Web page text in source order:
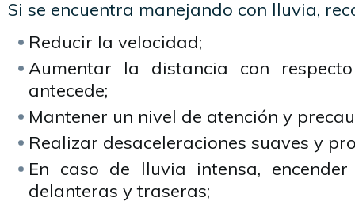
Si se encuentra manejando con lluvia,
Reducir la velocidad;
Aumentar la distancia con
antecede;
Mantener un nivel de atención y
Realizar desaceleraciones suaves y
En caso de lluvia intensa,
delanteras y traseras;